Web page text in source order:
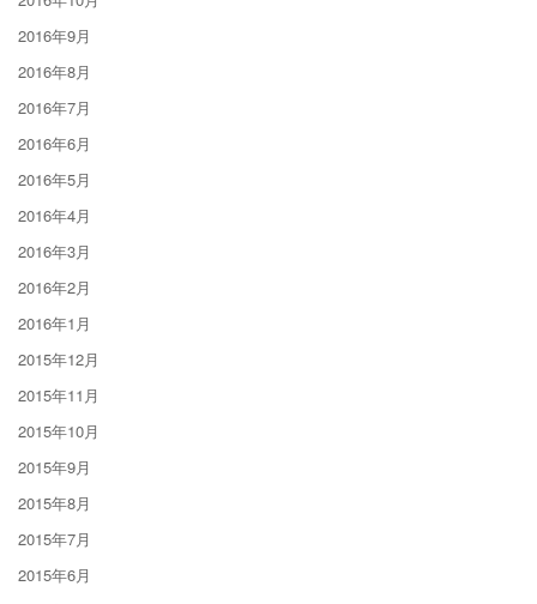
2016年9月
2016年8月
2016年7月
2016年6月
2016年5月
2016年4月
2016年3月
2016年2月
2016年1月
2015年12月
2015年11月
2015年10月
2015年9月
2015年8月
2015年7月
2015年6月